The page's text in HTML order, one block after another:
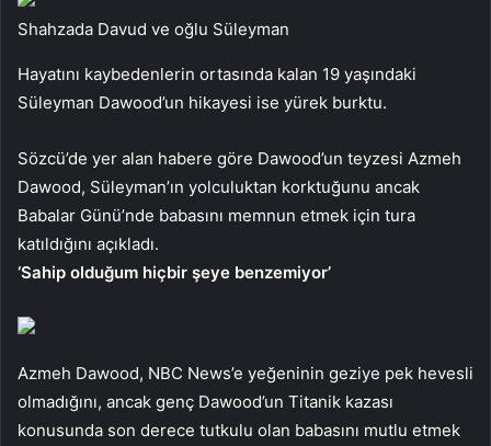
Shahzada Davud ve oğlu Süleyman
Hayatını kaybedenlerin ortasında kalan 19 yaşındaki
Süleyman Dawood’un hikayesi ise yürek burktu.
Sözcü’de yer alan habere göre Dawood’un teyzesi Azmeh
Dawood, Süleyman’ın yolculuktan korktuğunu ancak
Babalar Günü’nde babasını memnun etmek için tura
katıldığını açıkladı.
‘Sahip olduğum hiçbir şeye benzemiyor’
Azmeh Dawood, NBC News’e yeğeninin geziye pek hevesli
olmadığını, ancak genç Dawood’un Titanik kazası
konusunda son derece tutkulu olan babasını mutlu etmek